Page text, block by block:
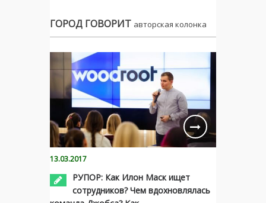
ГОРОД ГОВОРИТ авторская колонка
13.03.2017
РУПОР: Как Илон Маск ищет
сотрудников? Чем вдохновлялась